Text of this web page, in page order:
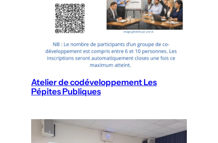
Atelier de codéveloppement Les
Pépites Publiques